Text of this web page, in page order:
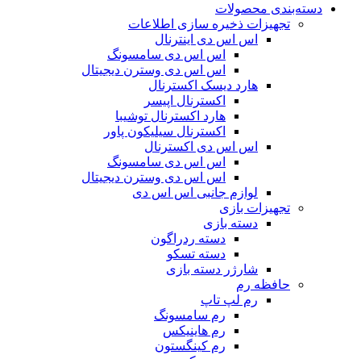
دسته‌بندی محصولات
تجهیزات ذخیره سازی اطلاعات
اس اس دی اینترنال
اس اس دی سامسونگ
اس اس دی وسترن دیجیتال
هارد دیسک اکسترنال
اکسترنال اپیسر
هارد اکسترنال توشیبا
اکسترنال سیلیکون پاور
اس اس دی اکسترنال
اس اس دی سامسونگ
اس اس دی وسترن دیجیتال
لوازم جانبی اس اس دی
تجهیزات بازی
دسته بازی
دسته ردراگون
دسته تسکو
شارژر دسته بازی
حافظه رم
رم لپ تاپ
رم سامسونگ
رم هاینیکس
رم کینگستون